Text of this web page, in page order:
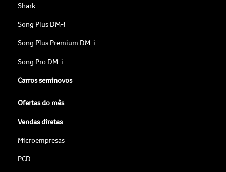
Shark
Song Plus DM-i
Song Plus Premium DM-i
Song Pro DM-i
Carros seminovos
Ofertas do mês
Vendas diretas
Microempresas
PCD